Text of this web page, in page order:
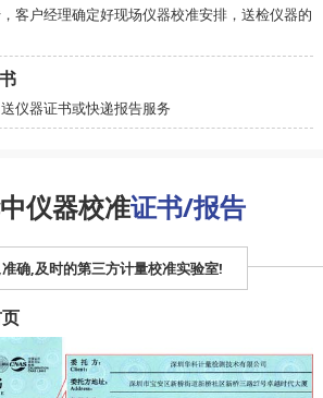
客户经理确定好现场仪器校准安排，送检仪器的
仪器证书或快递报告服务
仪器校准证书/报告
确,及时的第三方计量校准实验室!